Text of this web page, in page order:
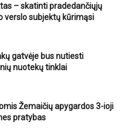
– skatinti pradedančiųjų
verslo subjektų kūrimąsi
gatvėje bus nutiesti
nuotekų tinklai
Žemaičių apygardos 3-ioji
pratybas